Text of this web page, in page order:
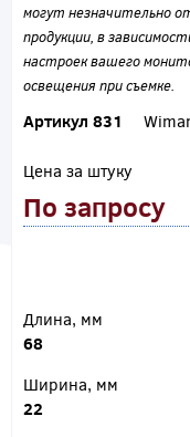
могут незначительно
продукции, в
настроек вашего
освещения при съемке.
Артикул 831
Цена за штуку
По запросу
Длина, мм
68
Ширина, мм
22